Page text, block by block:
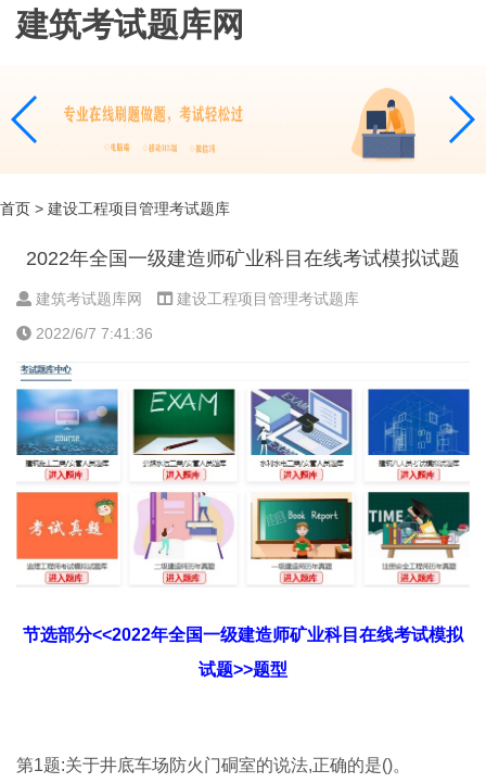
建筑考试题库网
首页 > 建设工程项目管理考试题库
2022年全国一级建造师矿业科目在线考试模拟试题
建筑考试题库网
建设工程项目管理考试题库
2022/6/7 7:41:36
节选部分<<2022年全国一级建造师矿业科目在线考试模拟
试题>>题型
第1题:关于井底车场防火门硐室的说法,正确的是()。